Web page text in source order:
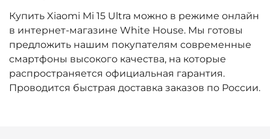
Купить Xiaomi Mi 15 Ultra можно в режиме онлайн
в интернет-магазине White House. Мы готовы
предложить нашим покупателям современные
смартфоны высокого качества, на которые
распространяется официальная гарантия.
Проводится быстрая доставка заказов по России.